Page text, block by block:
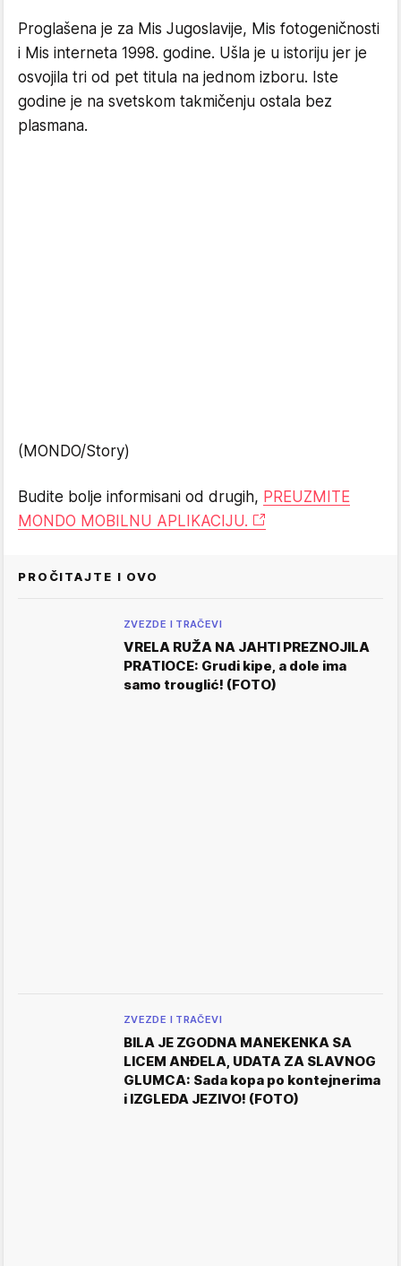
Proglašena je za Mis Jugoslavije, Mis fotogeničnosti
i Mis interneta 1998. godine. Ušla je u istoriju jer je
osvojila tri od pet titula na jednom izboru. Iste
godine je na svetskom takmičenju ostala bez
plasmana.
(MONDO/Story)
Budite bolje informisani od drugih, PREUZMITE
MONDO MOBILNU APLIKACIJU.
PROČITAJTE I OVO
ZVEZDE I TRAČEVI
VRELA RUŽA NA JAHTI PREZNOJILA
PRATIOCE: Grudi kipe, a dole ima
samo trouglić! (FOTO)
ZVEZDE I TRAČEVI
BILA JE ZGODNA MANEKENKA SA
LICEM ANĐELA, UDATA ZA SLAVNOG
GLUMCA: Sada kopa po kontejnerima
i IZGLEDA JEZIVO! (FOTO)